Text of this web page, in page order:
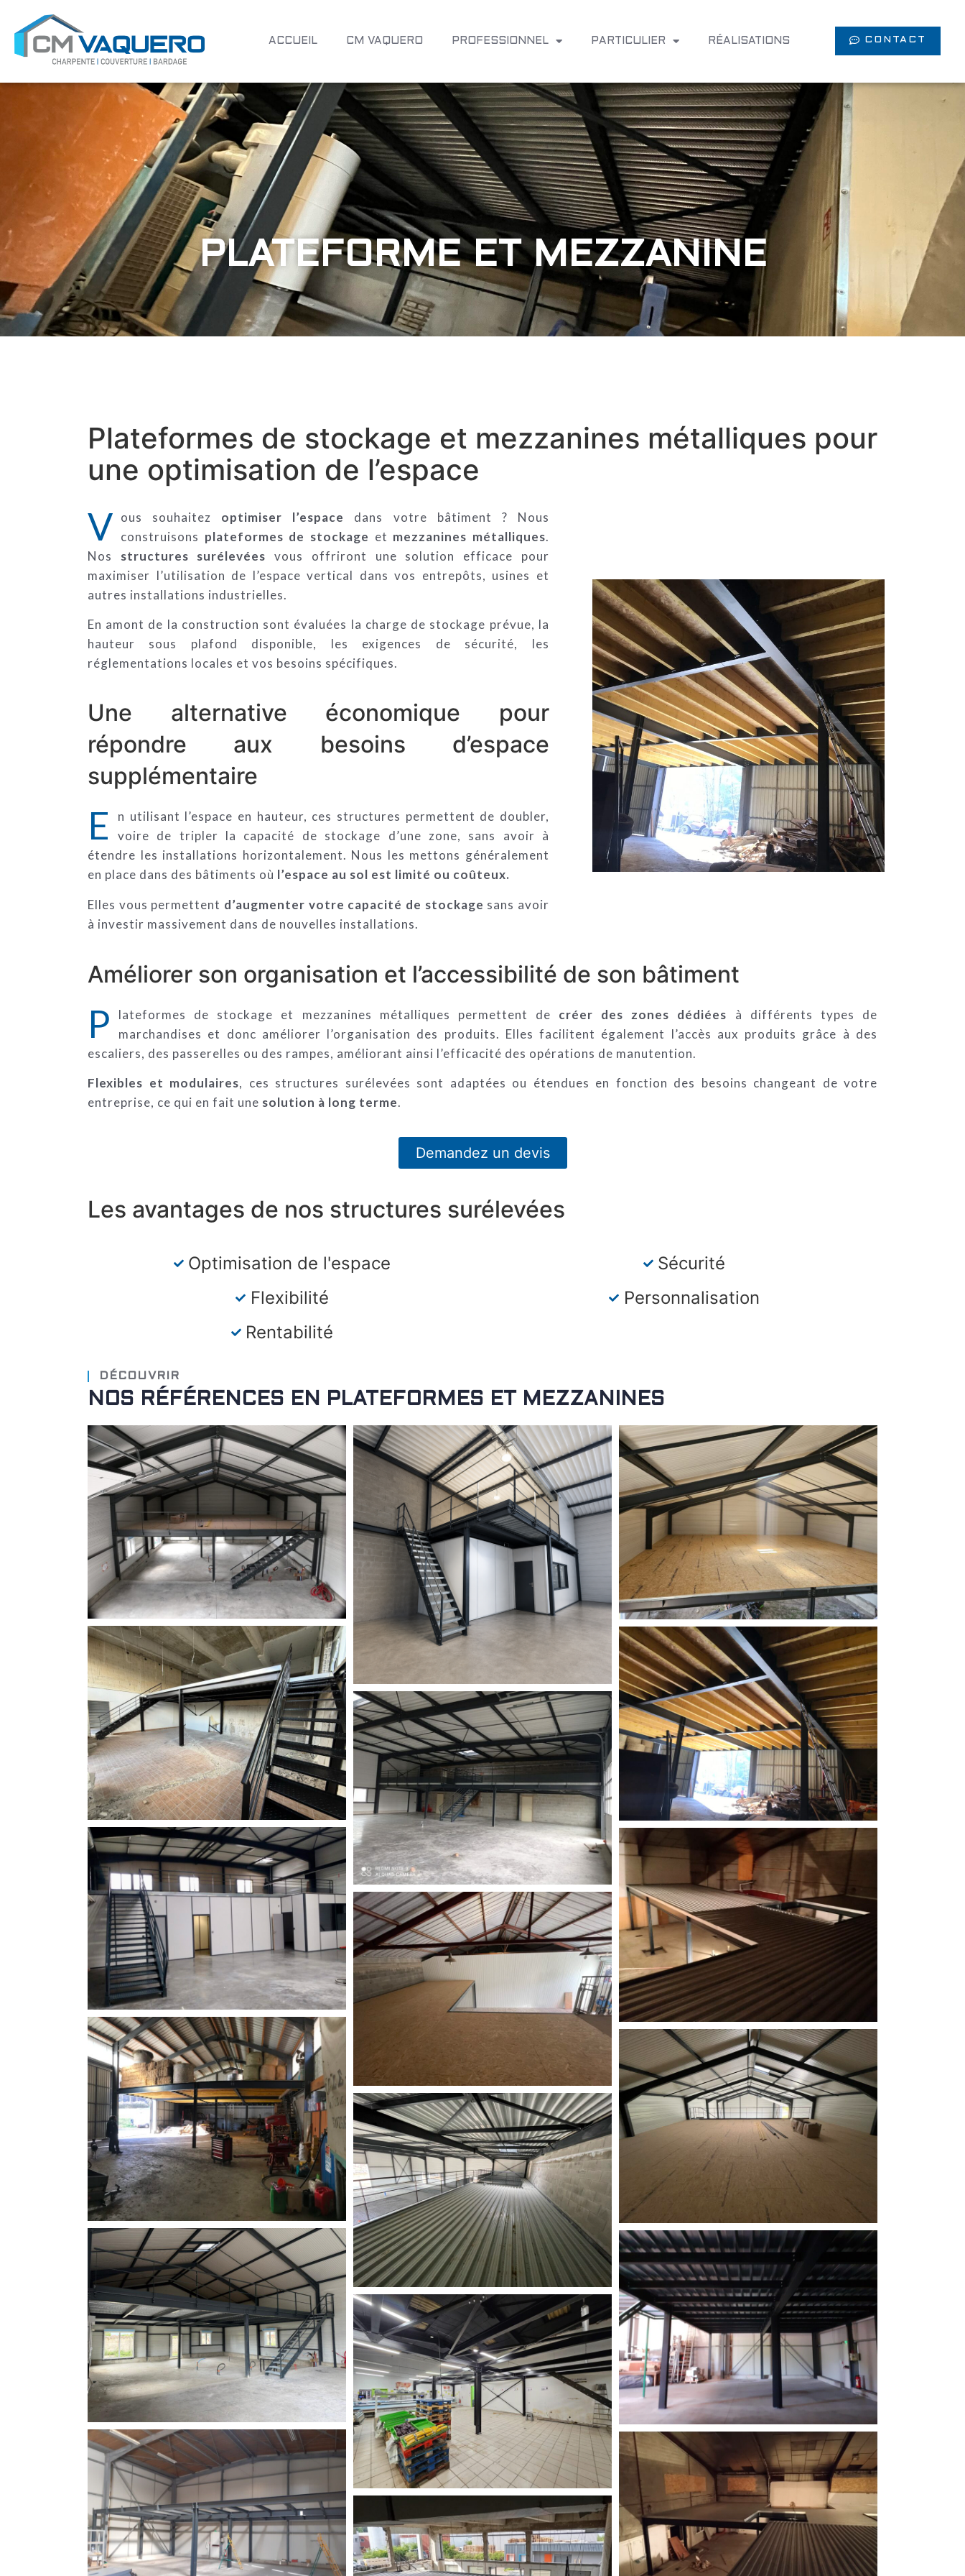
ACCUEIL CM VAQUERO PROFESSIONNEL PARTICULIER RÉALISATIONS CONTACT
PLATEFORME ET MEZZANINE
Plateformes de stockage et mezzanines métalliques pour
une optimisation de l’espace
V ous souhaitez optimiser l’espace
dans votre bâtiment ? Nous
construisons plateformes de stockage et mezzanines métalliques.
Nos structures surélevées vous offriront une solution efficace pour
maximiser l’utilisation de l’espace vertical dans vos entrepôts, usines et
autres installations industrielles.
En amont de la construction sont évaluées la charge de stockage prévue, la
hauteur sous plafond disponible, les exigences de sécurité, les
réglementations locales et vos besoins spécifiques.
Une alternative économique pour
répondre aux besoins d’espace
supplémentaire
E
n utilisant l’espace en hauteur, ces structures permettent de doubler,
voire de tripler la capacité de stockage d’une zone, sans avoir à
étendre les installations horizontalement. Nous les mettons généralement
en place dans des bâtiments où l’espace au sol est limité ou coûteux.
Elles vous permettent d’augmenter votre capacité de stockage sans avoir
à investir massivement dans de nouvelles installations.
Améliorer son organisation et l’accessibilité de son bâtiment
P lateformes de stockage et mezzanines métalliques permettent de créer des zones dédiées à différents types de
marchandises et donc améliorer l’organisation des produits. Elles facilitent également l’accès aux produits grâce à des
escaliers, des passerelles ou des rampes, améliorant ainsi l’efficacité des opérations de manutention.
Flexibles et modulaires, ces structures surélevées sont adaptées ou étendues en fonction des besoins changeant de votre
entreprise, ce qui en fait une solution à long terme.
Demandez un devis
Les avantages de nos structures surélevées
Optimisation de l'espace
Flexibilité
Rentabilité
Sécurité
Personnalisation
DÉCOUVRIR
NOS RÉFÉRENCES EN PLATEFORMES ET MEZZANINES